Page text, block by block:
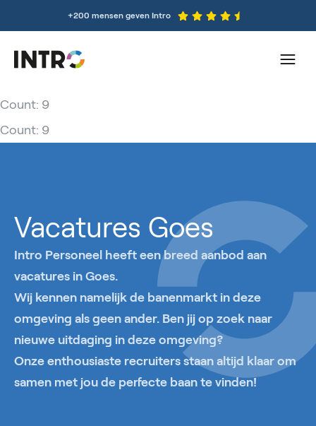
Count: 9
Count: 9
+200 mensen geven Intro
Vacatures Goes
Intro Personeel heeft een breed aanbod aan
vacatures in Goes.
Wij kennen namelijk de banenmarkt in deze
omgeving als geen ander. Ben jij op zoek naar
nieuwe uitdaging in deze omgeving?
Onze enthousiaste recruiters staan altijd klaar om
samen met jou de perfecte baan te vinden!